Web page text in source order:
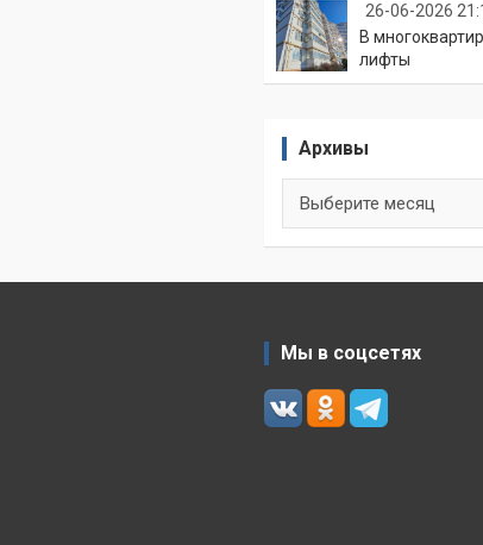
26-06-2026
В
лифты
Архивы
Мы в соцсетях